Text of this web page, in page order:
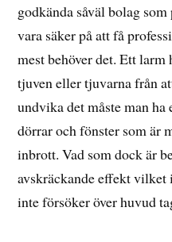
godkända såväl bolag
vara säker på att få
mest behöver det. Ett
tjuven eller tjuvarna från
undvika det måste man
dörrar och fönster som är
inbrott. Vad som dock är
avskräckande effekt vilket
inte försöker över huvud